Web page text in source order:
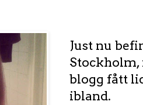
Just nu
blogg fått
ibland.